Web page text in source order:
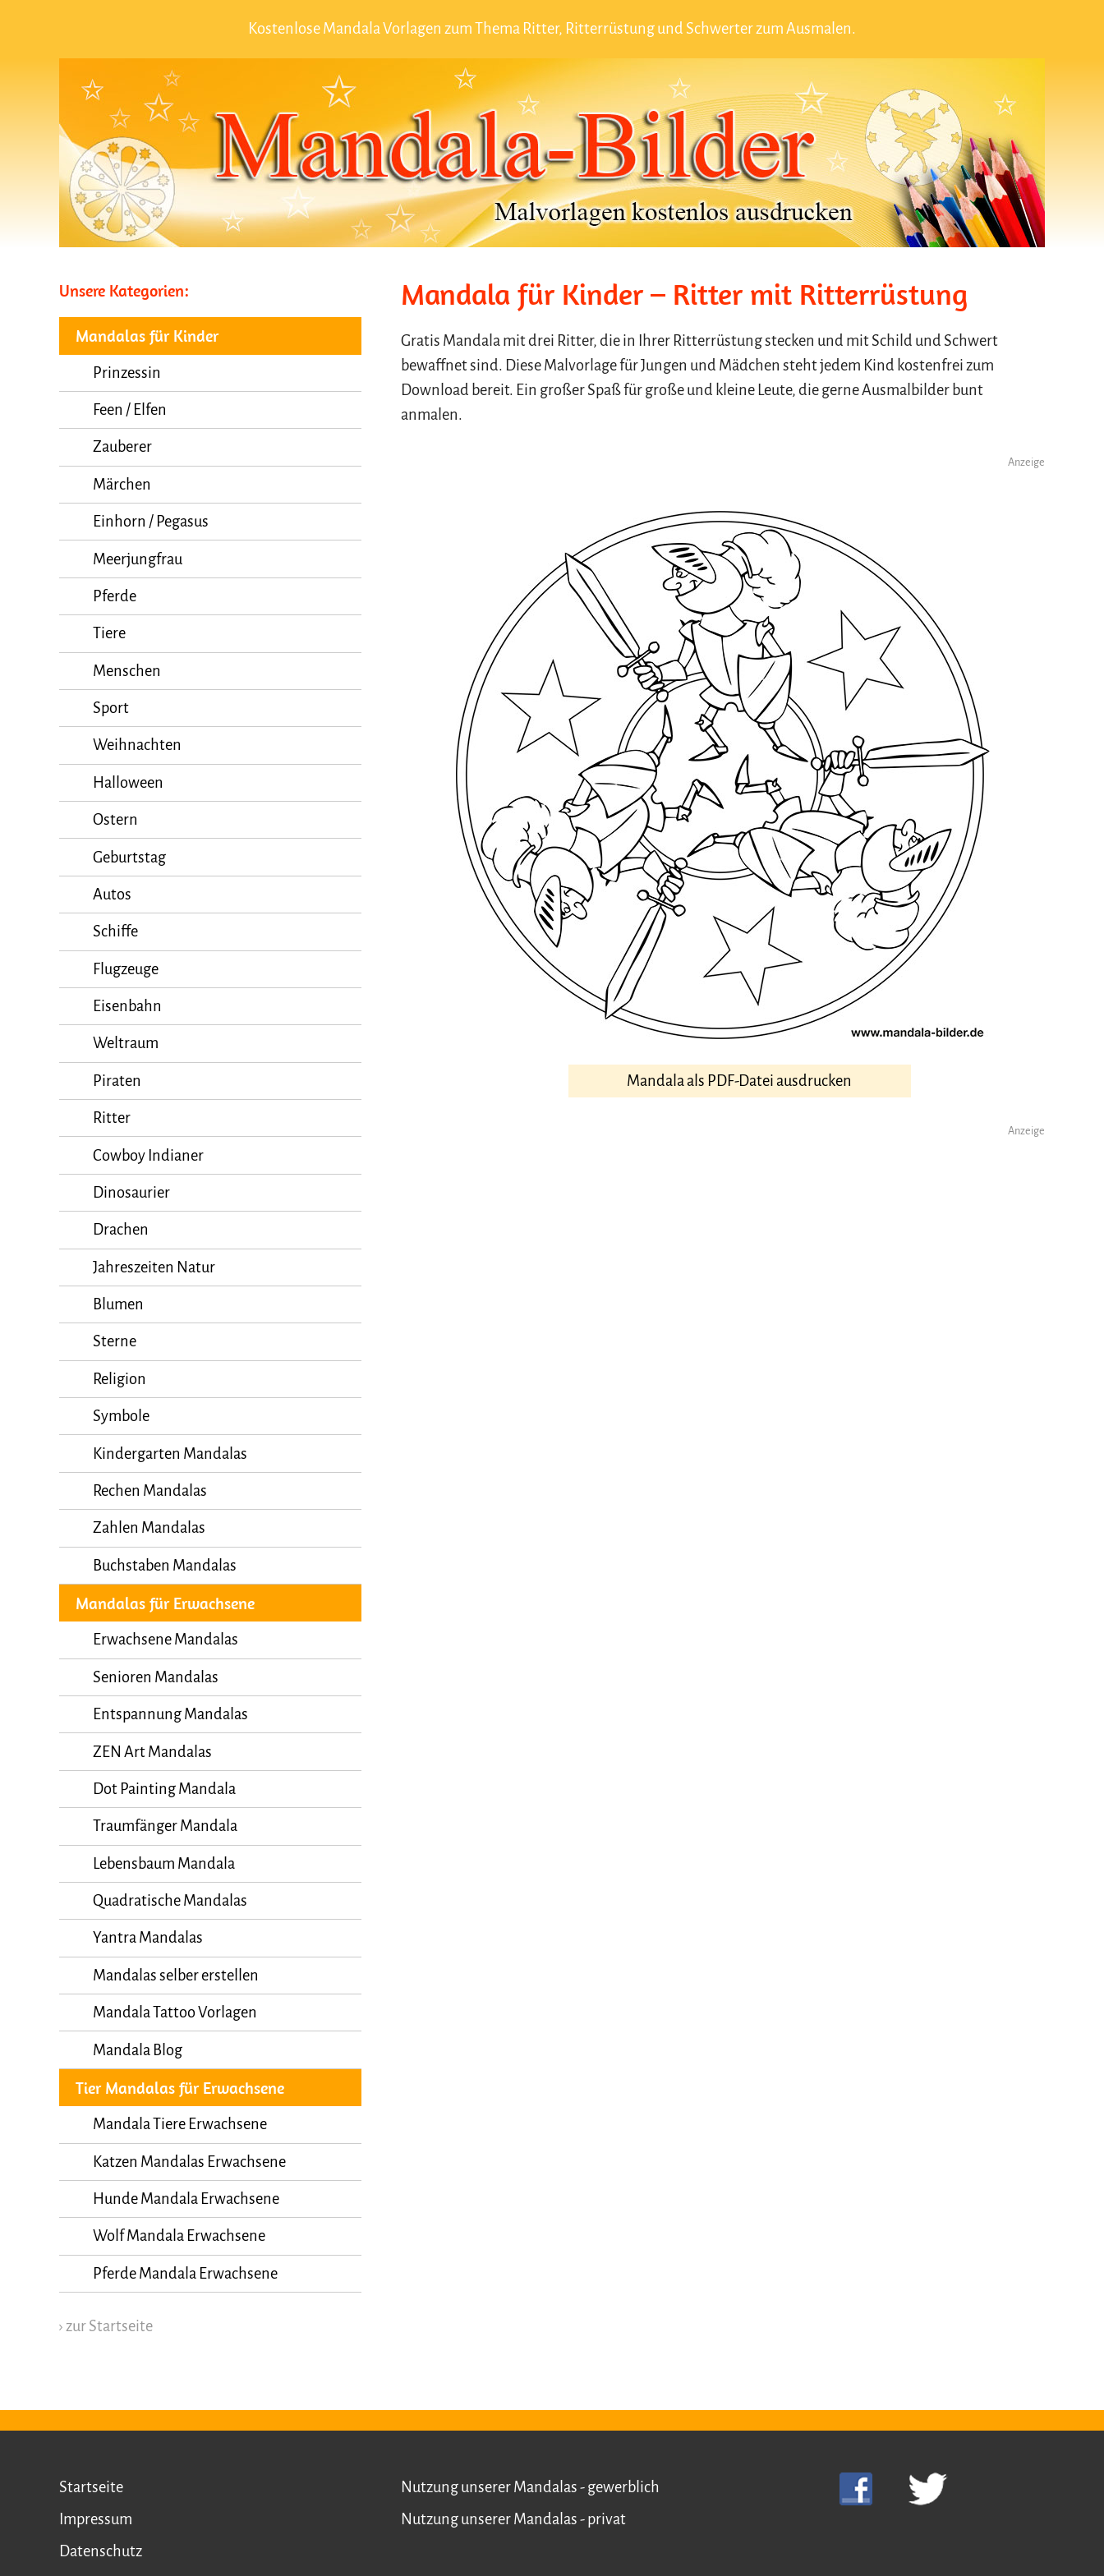
Kostenlose Mandala Vorlagen zum Thema Ritter, Ritterrüstung und Schwerter zum Ausmalen.
Unsere Kategorien:
Mandalas für Kinder
Prinzessin
Feen / Elfen
Zauberer
Märchen
Einhorn / Pegasus
Meerjungfrau
Pferde
Tiere
Menschen
Sport
Weihnachten
Halloween
Ostern
Geburtstag
Autos
Schiffe
Flugzeuge
Eisenbahn
Weltraum
Piraten
Ritter
Cowboy Indianer
Dinosaurier
Drachen
Jahreszeiten Natur
Blumen
Sterne
Religion
Symbole
Kindergarten Mandalas
Rechen Mandalas
Zahlen Mandalas
Buchstaben Mandalas
Mandalas für Erwachsene
Erwachsene Mandalas
Senioren Mandalas
Entspannung Mandalas
ZEN Art Mandalas
Dot Painting Mandala
Traumfänger Mandala
Lebensbaum Mandala
Quadratische Mandalas
Yantra Mandalas
Mandalas selber erstellen
Mandala Tattoo Vorlagen
Mandala Blog
Tier Mandalas für Erwachsene
Mandala Tiere Erwachsene
Katzen Mandalas Erwachsene
Hunde Mandala Erwachsene
Wolf Mandala Erwachsene
Pferde Mandala Erwachsene
› zur Startseite
Mandala für Kinder – Ritter mit Ritterrüstung
Gratis Mandala mit drei Ritter, die in Ihrer Ritterrüstung stecken und mit Schild und Schwert
bewaffnet sind. Diese Malvorlage für Jungen und Mädchen steht jedem Kind kostenfrei zum
Download bereit. Ein großer Spaß für große und kleine Leute, die gerne Ausmalbilder bunt
anmalen.
Anzeige
Mandala als PDF-Datei ausdrucken
Anzeige
Startseite
Impressum
Datenschutz
Nutzung unserer Mandalas - gewerblich
Nutzung unserer Mandalas - privat